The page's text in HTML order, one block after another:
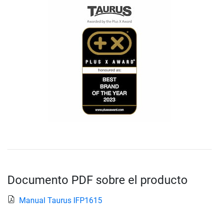
Documento PDF sobre el producto
Manual Taurus IFP1615